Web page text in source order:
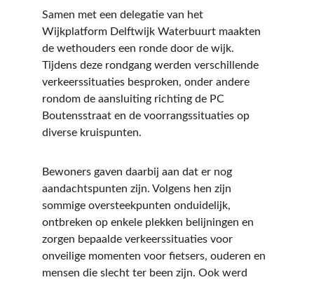
Samen met een delegatie van het
Wijkplatform Delftwijk Waterbuurt maakten
de wethouders een ronde door de wijk.
Tijdens deze rondgang werden verschillende
verkeerssituaties besproken, onder andere
rondom de aansluiting richting de PC
Boutensstraat en de voorrangssituaties op
diverse kruispunten.
Bewoners gaven daarbij aan dat er nog
aandachtspunten zijn. Volgens hen zijn
sommige oversteekpunten onduidelijk,
ontbreken op enkele plekken belijningen en
zorgen bepaalde verkeerssituaties voor
onveilige momenten voor fietsers, ouderen en
mensen die slecht ter been zijn. Ook werd